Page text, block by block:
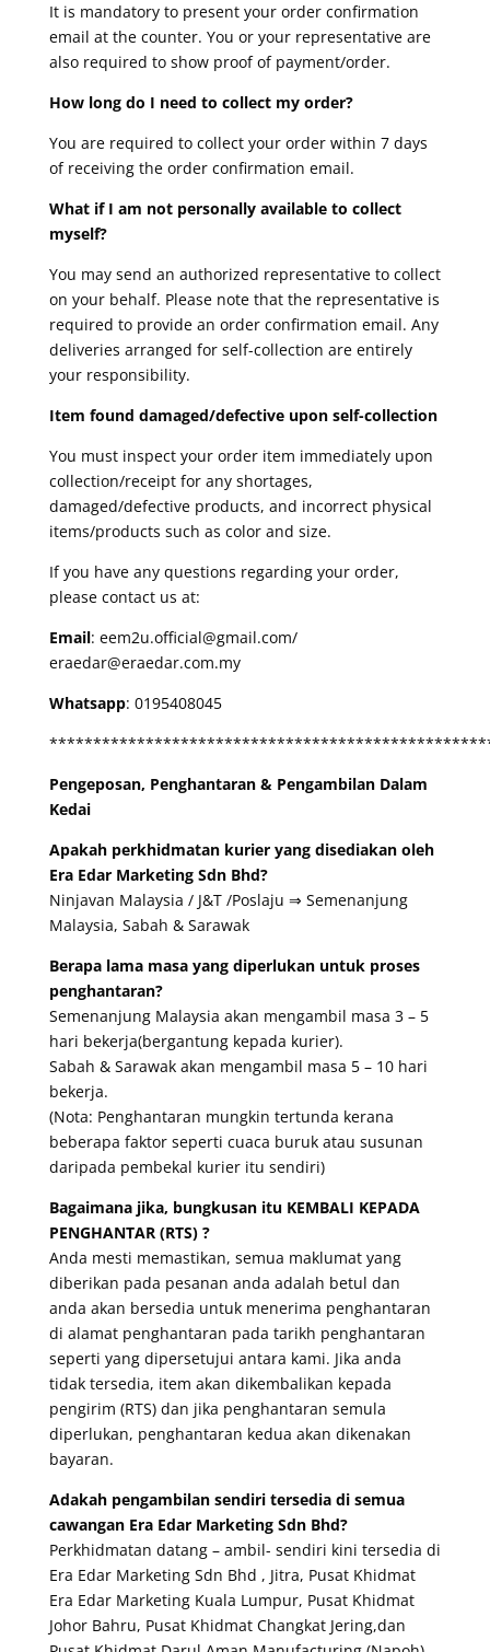
It is mandatory to present your order confirmation
email at the counter. You or your representative are
also required to show proof of payment/order.
How long do I need to collect my order?
You are required to collect your order within 7 days
of receiving the order confirmation email.
What if I am not personally available to collect
myself?
You may send an authorized representative to collect
on your behalf. Please note that the representative is
required to provide an order confirmation email. Any
deliveries arranged for self-collection are entirely
your responsibility.
Item found damaged/defective upon self-collection
You must inspect your order item immediately upon
collection/receipt for any shortages,
damaged/defective products, and incorrect physical
items/products such as color and size.
If you have any questions regarding your order,
please contact us at:
Email: eem2u.official@gmail.com/
eraedar@eraedar.com.my
Whatsapp: 0195408045
Pengeposan, Penghantaran & Pengambilan Dalam
Kedai
Apakah perkhidmatan kurier yang disediakan oleh
Era Edar Marketing Sdn Bhd?
Ninjavan Malaysia / J&T /Poslaju ⇒ Semenanjung
Malaysia, Sabah & Sarawak
Berapa lama masa yang diperlukan untuk proses
penghantaran?
Semenanjung Malaysia akan mengambil masa 3 – 5
hari bekerja(bergantung kepada kurier).
Sabah & Sarawak akan mengambil masa 5 – 10 hari
bekerja.
(Nota: Penghantaran mungkin tertunda kerana
beberapa faktor seperti cuaca buruk atau susunan
daripada pembekal kurier itu sendiri)
Bagaimana jika, bungkusan itu KEMBALI KEPADA
PENGHANTAR (RTS) ?
Anda mesti memastikan, semua maklumat yang
diberikan pada pesanan anda adalah betul dan
anda akan bersedia untuk menerima penghantaran
di alamat penghantaran pada tarikh penghantaran
seperti yang dipersetujui antara kami. Jika anda
tidak tersedia, item akan dikembalikan kepada
pengirim (RTS) dan jika penghantaran semula
diperlukan, penghantaran kedua akan dikenakan
bayaran.
Adakah pengambilan sendiri tersedia di semua
cawangan Era Edar Marketing Sdn Bhd?
Perkhidmatan datang – ambil- sendiri kini tersedia di
Era Edar Marketing Sdn Bhd , Jitra, Pusat Khidmat
Era Edar Marketing Kuala Lumpur, Pusat Khidmat
Johor Bahru, Pusat Khidmat Changkat Jering,dan